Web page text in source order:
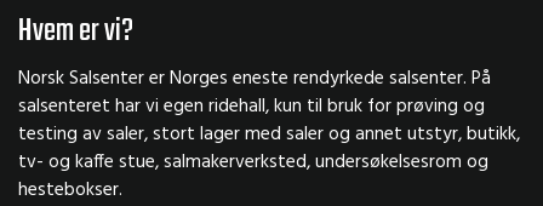
Hvem er vi?
Norsk Salsenter er Norges eneste rendyrkede salsenter. På
salsenteret har vi egen ridehall, kun til bruk for prøving og
testing av saler, stort lager med saler og annet utstyr, butikk,
tv- og kaffe stue, salmakerverksted, undersøkelsesrom og
hestebokser.